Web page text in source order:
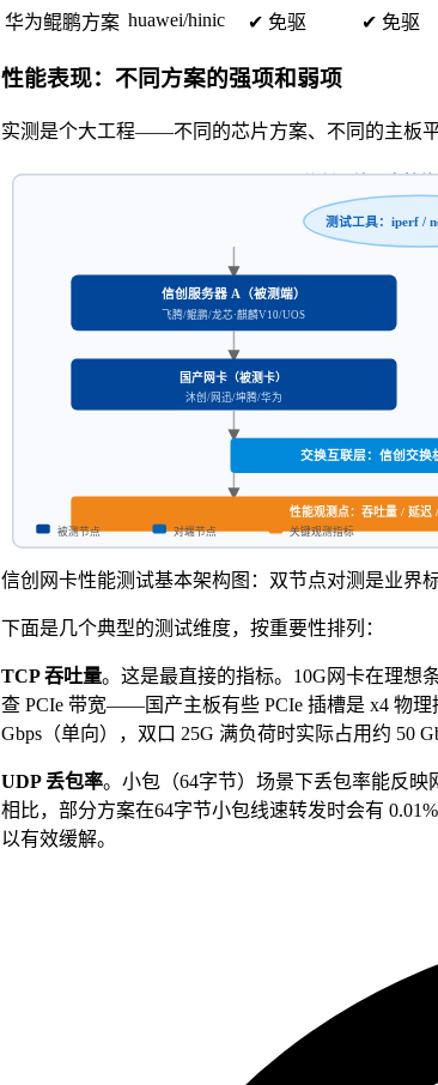
华为鲲鹏方案 huawei/hinic ✔ 免驱 ✔ 免驱
性能表现：不同方案的强项和弱项
实测是个大工程——不同的芯片方案、不同的主板
信创环境网卡性
测试工具：iperf /
信创服务器 A（被测端）
飞腾/鲲鹏/龙芯·麒麟V10/UOS
国产网卡（被测卡）
沐创/网迅/坤腾/华为
交换互联层：信创交换
性能观测点：吞吐量 / 延迟
被测节点 对端节点 关键观测指标
信创网卡性能测试基本架构图：双节点对测是业界
下面是几个典型的测试维度，按重要性排列：
TCP 吞吐量。这是最直接的指标。10G网卡在理想
查 PCIe 带宽——国产主板有些 PCIe 插槽是 x4 物
Gbps（单向），双口 25G 满负荷时实际占用约 50
UDP 丢包率。小包（64字节）场景下丢包率能反
相比，部分方案在64字节小包线速转发时会有
以有效缓解。